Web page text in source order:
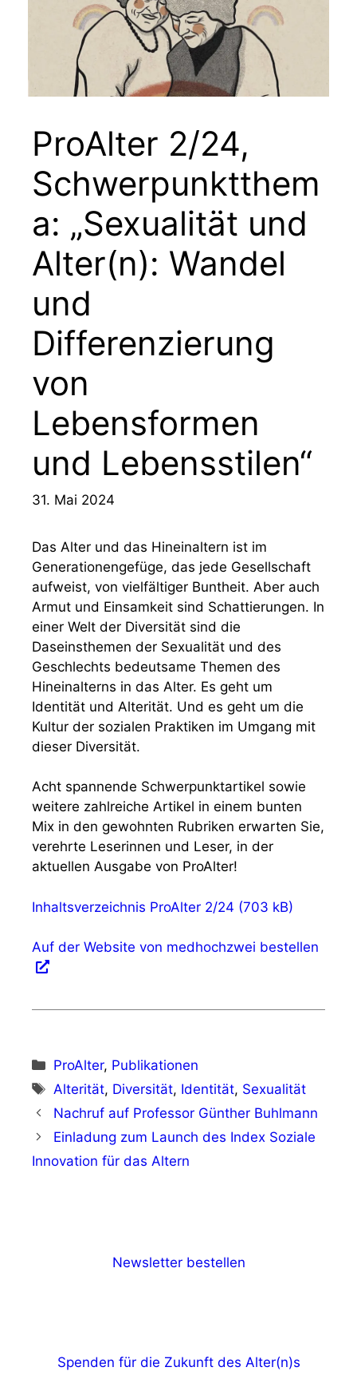
ProAlter 2/24,
Schwerpunktthem
a: „Sexualität und
Alter(n): Wandel
und
Differenzierung
von
Lebensformen
und Lebensstilen“
31. Mai 2024
Das Alter und das Hineinaltern ist im
Generationengefüge, das jede Gesellschaft
aufweist, von vielfältiger Buntheit. Aber auch
Armut und Einsamkeit sind Schattierungen. In
einer Welt der Diversität sind die
Daseinsthemen der Sexualität und des
Geschlechts bedeutsame Themen des
Hineinalterns in das Alter. Es geht um
Identität und Alterität. Und es geht um die
Kultur der sozialen Praktiken im Umgang mit
dieser Diversität.
Acht spannende Schwerpunktartikel sowie
weitere zahlreiche Artikel in einem bunten
Mix in den gewohnten Rubriken erwarten Sie,
verehrte Leserinnen und Leser, in der
aktuellen Ausgabe von ProAlter!
Inhaltsverzeichnis ProAlter 2/24
Auf der Website von medhochzwei bestellen
Kategorien
ProAlter, Publikationen
Schlagwörter
Alterität, Diversität, Identität, Sexualität
Nachruf auf Professor Günther Buhlmann
Einladung zum Launch des Index Soziale
Innovation für das Altern
Newsletter bestellen
Spenden für die Zukunft des Alter(n)s